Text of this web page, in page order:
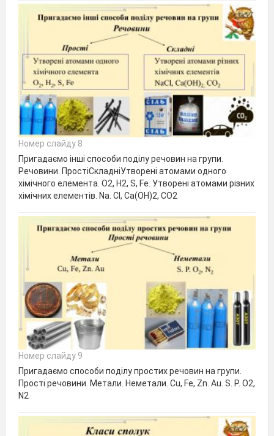
Номер слайду 8
Пригадаємо інші способи поділу речовин на групи.
Речовини. ПростіСкладніУтворені атомами одного
хімічного елемента. О2, Н2, S, Fe. Утворені атомами різних
хімічних елементів. Na. Сl, Са(OH)2, СО2
Номер слайду 9
Пригадаємо способи поділу простих речовин на групи.
Прості речовини. Метали. Неметали. Cu, Fe, Zn. Au. S. P. О2,
N2